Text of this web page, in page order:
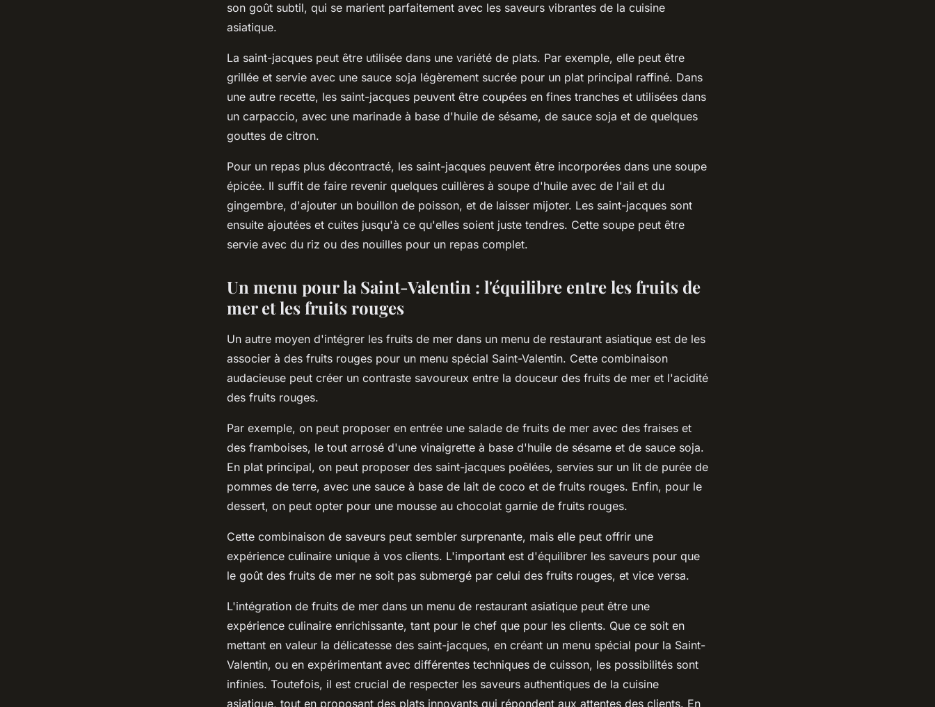
son goût subtil, qui se marient parfaitement avec les saveurs vibrantes de la cuisine
asiatique.
La saint-jacques peut être utilisée dans une variété de plats. Par exemple, elle peut être
grillée et servie avec une sauce soja légèrement sucrée pour un plat principal raffiné. Dans
une autre recette, les saint-jacques peuvent être coupées en fines tranches et utilisées dans
un carpaccio, avec une marinade à base d'huile de sésame, de sauce soja et de quelques
gouttes de citron.
Pour un repas plus décontracté, les saint-jacques peuvent être incorporées dans une soupe
épicée. Il suffit de faire revenir quelques cuillères à soupe d'huile avec de l'ail et du
gingembre, d'ajouter un bouillon de poisson, et de laisser mijoter. Les saint-jacques sont
ensuite ajoutées et cuites jusqu'à ce qu'elles soient juste tendres. Cette soupe peut être
servie avec du riz ou des nouilles pour un repas complet.
Un menu pour la Saint-Valentin : l'équilibre entre les fruits de
mer et les fruits rouges
Un autre moyen d'intégrer les fruits de mer dans un menu de restaurant asiatique est de les
associer à des fruits rouges pour un menu spécial Saint-Valentin. Cette combinaison
audacieuse peut créer un contraste savoureux entre la douceur des fruits de mer et l'acidité
des fruits rouges.
Par exemple, on peut proposer en entrée une salade de fruits de mer avec des fraises et
des framboises, le tout arrosé d'une vinaigrette à base d'huile de sésame et de sauce soja.
En plat principal, on peut proposer des saint-jacques poêlées, servies sur un lit de purée de
pommes de terre, avec une sauce à base de lait de coco et de fruits rouges. Enfin, pour le
dessert, on peut opter pour une mousse au chocolat garnie de fruits rouges.
Cette combinaison de saveurs peut sembler surprenante, mais elle peut offrir une
expérience culinaire unique à vos clients. L'important est d'équilibrer les saveurs pour que
le goût des fruits de mer ne soit pas submergé par celui des fruits rouges, et vice versa.
L'intégration de fruits de mer dans un menu de restaurant asiatique peut être une
expérience culinaire enrichissante, tant pour le chef que pour les clients. Que ce soit en
mettant en valeur la délicatesse des saint-jacques, en créant un menu spécial pour la Saint-
Valentin, ou en expérimentant avec différentes techniques de cuisson, les possibilités sont
infinies. Toutefois, il est crucial de respecter les saveurs authentiques de la cuisine
asiatique, tout en proposant des plats innovants qui répondent aux attentes des clients. En